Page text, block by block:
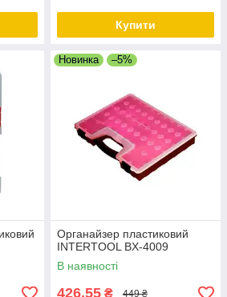
Купити
Новинка –5%
Органайзер пластиковий
INTERTOOL BX-4009
В наявності
426,55 ₴ 449 ₴